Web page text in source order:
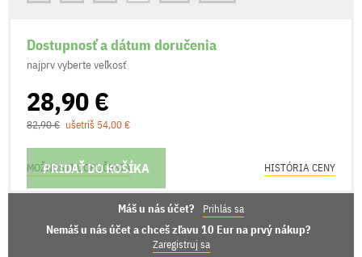
Dostupnosť a dátum doručenia
najprv vyberte veľkosť
28,90 €
82,90 € ušetríš 54,00 €
PRIDAŤ DO KOŠÍKA
MOŽNOSTI DORUČENIA HISTÓRIA CENY
Máš u nás účet? Prihlás sa
Nemáš u nás účet a chceš zľavu 10 Eur na prvý nákup?
Zaregistruj sa